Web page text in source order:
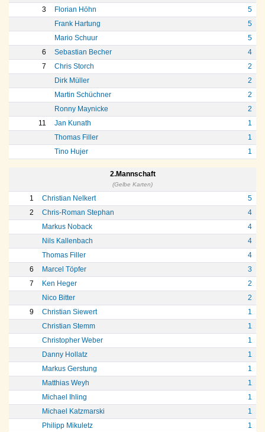
3
Florian Höhn
5
Frank Hartung
5
Mario Schuur
5
6
Sebastian Becher
4
7
Chris Storch
2
Dirk Müller
2
Martin Schüchner
2
Ronny Maynicke
2
11
Jan Kunath
1
Thomas Filler
1
Tino Hujer
1
2.Mannschaft
(Gelbe Karten)
1 Christian Nelkert
5
2
Chris-Roman Stephan
4
Markus Noback
4
Nils Kallenbach
4
Thomas Filler
4
6
Marcel Töpfer
3
7
Ken Heger
2
Nico Bitter
2
9
Christian Siewert
1
Christian Stemm
1
Christopher Weber
1
Danny Hollatz
1
Markus Gerstung
1
Matthias Weyh
1
Michael Ihling
1
Michael Katzmarski
1
Philipp Mikuletz
1